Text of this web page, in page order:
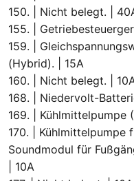
150. | Nicht belegt. |
155. |
159. |
(Hybrid). | 15A
160. | Nicht belegt. |
168. | Niedervolt-
169. | Kühlmittelpumpe
170. |
Soundmodul für
| 10A